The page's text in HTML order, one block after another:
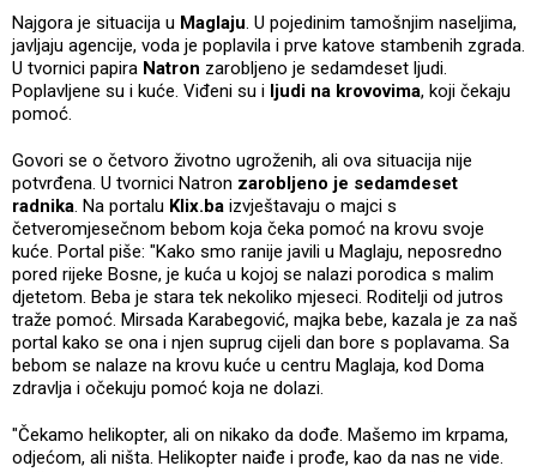
Najgora je situacija u Maglaju. U pojedinim tamošnjim naseljima,
javljaju agencije, voda je poplavila i prve katove stambenih zgrada.
U tvornici papira Natron zarobljeno je sedamdeset ljudi.
Poplavljene su i kuće. Viđeni su i ljudi na krovovima, koji čekaju
pomoć.
Govori se o četvoro životno ugroženih, ali ova situacija nije
potvrđena. U tvornici Natron zarobljeno je sedamdeset
radnika. Na portalu Klix.ba izvještavaju o majci s
četveromjesečnom bebom koja čeka pomoć na krovu svoje
kuće. Portal piše: "Kako smo ranije javili u Maglaju, neposredno
pored rijeke Bosne, je kuća u kojoj se nalazi porodica s malim
djetetom. Beba je stara tek nekoliko mjeseci. Roditelji od jutros
traže pomoć. Mirsada Karabegović, majka bebe, kazala je za naš
portal kako se ona i njen suprug cijeli dan bore s poplavama. Sa
bebom se nalaze na krovu kuće u centru Maglaja, kod Doma
zdravlja i očekuju pomoć koja ne dolazi.
"Čekamo helikopter, ali on nikako da dođe. Mašemo im krpama,
odjećom, ali ništa. Helikopter naiđe i prođe, kao da nas ne vide.